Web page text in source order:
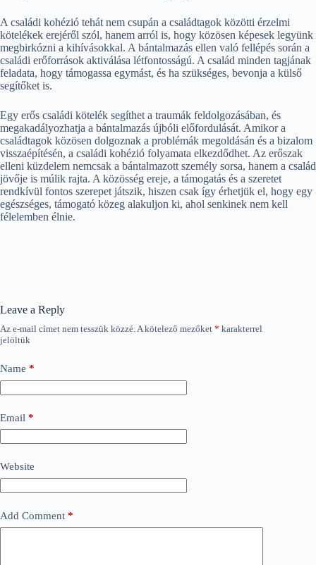
A családi kohézió tehát nem csupán a családtagok közötti érzelmi
kötelékek erejéről szól, hanem arról is, hogy közösen képesek legyünk
megbirkózni a kihívásokkal. A bántalmazás ellen való fellépés során a
családi erőforrások aktiválása létfontosságú. A család minden tagjának
feladata, hogy támogassa egymást, és ha szükséges, bevonja a külső
segítőket is.
Egy erős családi kötelék segíthet a traumák feldolgozásában, és
megakadályozhatja a bántalmazás újbóli előfordulását. Amikor a
családtagok közösen dolgoznak a problémák megoldásán és a bizalom
visszaépítésén, a családi kohézió folyamata elkezdődhet. Az erőszak
elleni küzdelem nemcsak a bántalmazott személy sorsa, hanem a család
jövője is múlik rajta. A közösség ereje, a támogatás és a szeretet
rendkívül fontos szerepet játszik, hiszen csak így érhetjük el, hogy egy
egészséges, támogató közeg alakuljon ki, ahol senkinek nem kell
félelemben élnie.
Leave a Reply
Az e-mail címet nem tesszük közzé.A kötelező mezőket * karakterrel
jelöltük
Name *
Email *
Website
Add Comment *